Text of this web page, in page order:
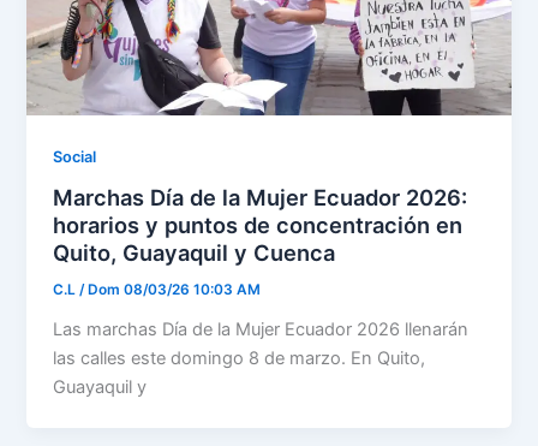
Social
Marchas Día de la Mujer Ecuador 2026:
horarios y puntos de concentración en
Quito, Guayaquil y Cuenca
C.L/ Dom 08/03/26 10:03 AM
Las marchas Día de la Mujer Ecuador 2026 llenarán
las calles este domingo 8 de marzo. En Quito,
Guayaquil y